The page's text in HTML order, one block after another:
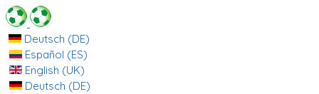
Deutsch (DE)
Español (ES)
English (UK)
Deutsch (DE)